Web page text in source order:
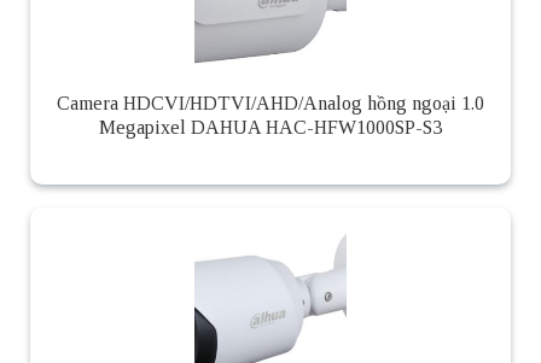
Camera HDCVI/HDTVI/AHD/Analog hồng ngoại 1.0
Megapixel DAHUA HAC-HFW1000SP-S3